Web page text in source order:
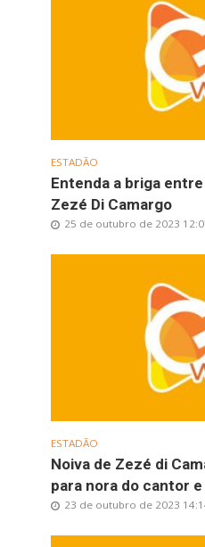
ESTADÃO
Entenda a briga
Zezé Di Camargo
25 de outubro de 2023
ESTADÃO
Noiva de Zezé di
para nora do cantor
23 de outubro de 2023